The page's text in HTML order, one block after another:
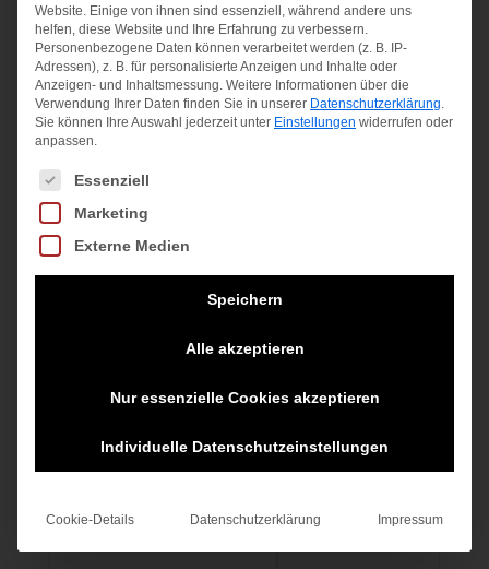
Material:
100 % Polypropylen
Ähnliche Produkte
TRANSTEX
EVO CF AS
BLACK
inkl. MwSt.
zzgl. Versandkosten
Website. Einige von ihnen sind essenziell, während andere uns
helfen, diese Website und Ihre Erfahrung zu verbessern.
Personenbezogene Daten können verarbeitet werden (z. B. IP-
Adressen), z. B. für personalisierte Anzeigen und Inhalte oder
Anzeigen- und Inhaltsmessung. Weitere Informationen über die
Verwendung Ihrer Daten finden Sie in unserer Datenschutzerklärung.
Sie können Ihre Auswahl jederzeit unter Einstellungen widerrufen oder
anpassen.
Es folgt eine Liste der Service-Gruppen, für die eine
Essenziell
Marketing
Externe Medien
Speichern
Alle akzeptieren
Nur essenzielle Cookies akzeptieren
Individuelle Datenschutzeinstellungen
Cookie-Details Datenschutzerklärung Impressum